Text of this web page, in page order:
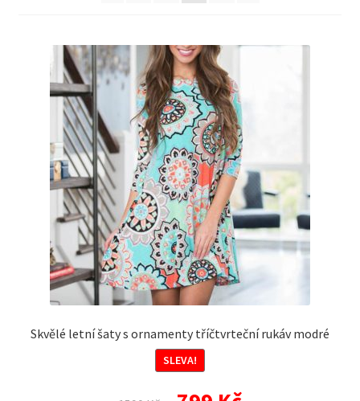
Skvělé letní šaty s ornamenty tříčtvrteční rukáv modré
SLEVA!
Původní
Aktuální